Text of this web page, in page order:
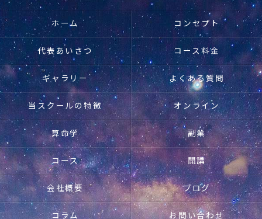
ホーム コンセプト
代表あいさつ コース料金
ギャラリー よくある質問
当スクールの特徴 オンライン
算命学 副業
コース 開講
会社概要 ブログ
コラム お問い合わせ